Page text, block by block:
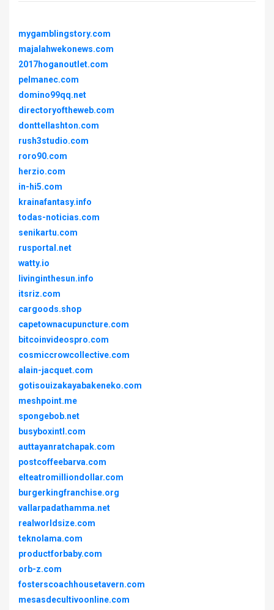
mygamblingstory.com
majalahwekonews.com
2017hoganoutlet.com
pelmanec.com
domino99qq.net
directoryoftheweb.com
donttellashton.com
rush3studio.com
roro90.com
herzio.com
in-hi5.com
krainafantasy.info
todas-noticias.com
senikartu.com
rusportal.net
watty.io
livinginthesun.info
itsriz.com
cargoods.shop
capetownacupuncture.com
bitcoinvideospro.com
cosmiccrowcollective.com
alain-jacquet.com
gotisouizakayabakeneko.com
meshpoint.me
spongebob.net
busyboxintl.com
auttayanratchapak.com
postcoffeebarva.com
elteatromilliondollar.com
burgerkingfranchise.org
vallarpadathamma.net
realworldsize.com
teknolama.com
productforbaby.com
orb-z.com
fosterscoachhousetavern.com
mesasdecultivoonline.com